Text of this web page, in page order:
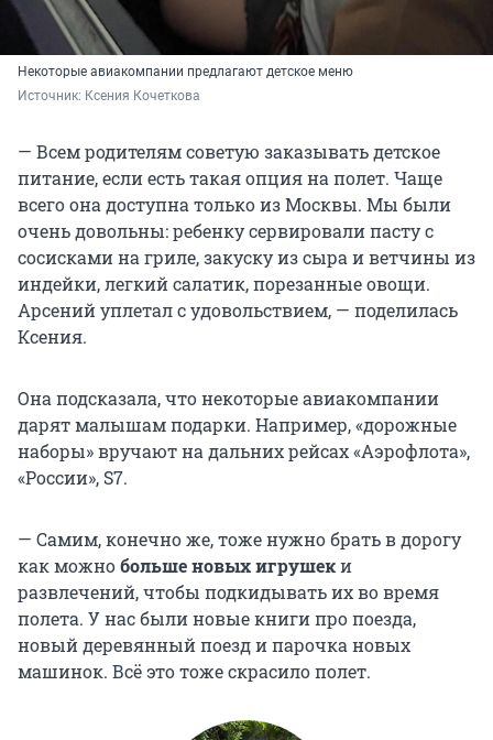
Некоторые авиакомпании предлагают детское меню
Источник: Ксения Кочеткова
— Всем родителям советую заказывать детское
питание, если есть такая опция на полет. Чаще
всего она доступна только из Москвы. Мы были
очень довольны: ребенку сервировали пасту с
сосисками на гриле, закуску из сыра и ветчины из
индейки, легкий салатик, порезанные овощи.
Арсений уплетал с удовольствием, — поделилась
Ксения.
Она подсказала, что некоторые авиакомпании
дарят малышам подарки. Например, «дорожные
наборы» вручают на дальних рейсах «Аэрофлота»,
«России», S7.
— Самим, конечно же, тоже нужно брать в дорогу
как можнобольше новых игрушеки
развлечений, чтобы подкидывать их во время
полета. У нас были новые книги про поезда,
новый деревянный поезд и парочка новых
машинок. Всё это тоже скрасило полет.